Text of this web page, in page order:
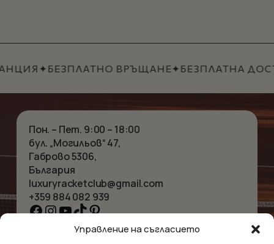
Управление на съгласието
✦ БЕЗПЛАТНО ВРЪЩАНЕ✦БЕЗПЛАТНА
Пон. – Пет. 9:00 – 18:00
бул. „Могильов“ 47,
Габрово 5306,
България
luxuryracketclub@gmail.com
+359 884 082 939
Facebook
Instagram
YouTube
TikTok
Pinterest